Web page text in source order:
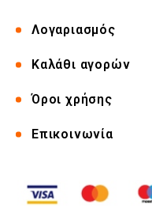
Λογαριασμός
Καλάθι αγορών
Όροι χρήσης
Επικοινωνία